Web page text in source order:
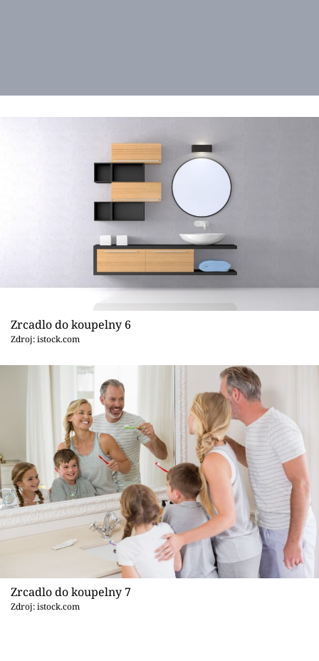
Zrcadlo do koupelny 6
Zdroj: istock.com
Zrcadlo do koupelny 7
Zdroj: istock.com